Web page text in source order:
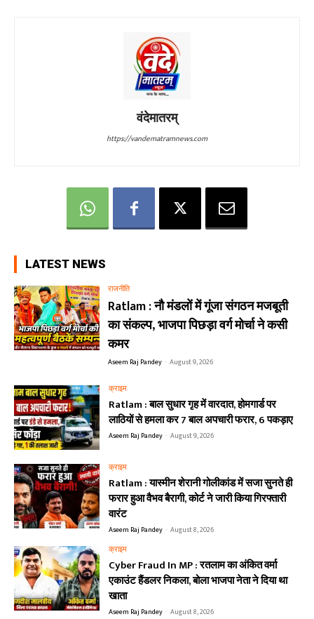
वंदेमातरम्
https://vandematramnews.com
LATEST NEWS
राजनीति
Ratlam : नौ मंडलों में गूंजा संगठन मजबूती
का संकल्प, भाजपा पिछड़ा वर्ग मोर्चा ने कसी
कमर
Aseem Raj Pandey - August 9, 2026
क्राइम
Ratlam : बाल सुधार गृह में वारदात, होमगार्ड पर
लाठियों से हमला कर 7 बाल अपचारी फरार, 6 पकड़ाए
Aseem Raj Pandey - August 9, 2026
क्राइम
Ratlam : यास्मीन शेरानी गोलीकांड में सजा सुनते ही
फरार हुआ वैभव बैरागी, कोर्ट ने जारी किया गिरफ्तारी
वारंट
Aseem Raj Pandey - August 8, 2026
क्राइम
Cyber Fraud In MP : रतलाम का अंकित वर्मा
एकाउंट हैंडलर निकला, बोला भाजपा नेता ने दिया था
खाता
Aseem Raj Pandey - August 8, 2026